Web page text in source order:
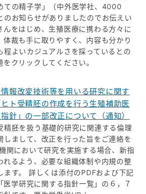
ての精子学」（中外医学社、4000
のお知らせがありましたのでお伝えい
んをはじめ、生殖医療に携わる方々に
体裁も手に取りやすく、内容も分かり
程よいカジュアルさを採っているとの
クリックしてください。
情報改変技術等を用いる研究に関す
ト受精胚の作成を行う生殖補助医
針」の一部改正について（通知）
精胚を扱う基礎的研究に関連する倫理
しまして、改正を行った旨をご連絡を
関において研究を実施する場合、新指
れるよう、必要な組織体制や内規の整
ます。 詳しくは添付のPDFおよび下記
医学研究に関する指針一覧」の６，７